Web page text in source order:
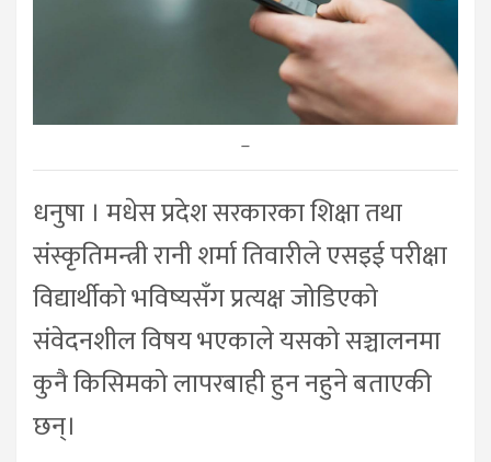
–
धनुषा । मधेस प्रदेश सरकारका शिक्षा तथा
संस्कृतिमन्त्री रानी शर्मा तिवारीले एसइई परीक्षा
विद्यार्थीको भविष्यसँग प्रत्यक्ष जोडिएको
संवेदनशील विषय भएकाले यसको सञ्चालनमा
कुनै किसिमको लापरबाही हुन नहुने बताएकी
छन्।